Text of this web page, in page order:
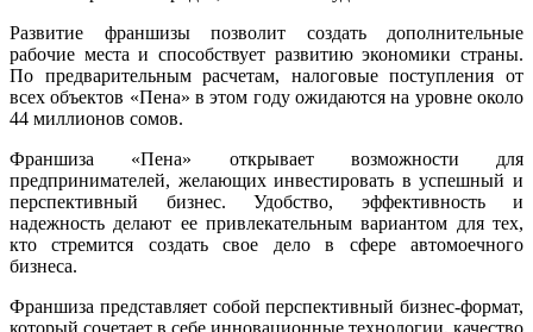
Развитие франшизы позволит создать дополнительные
рабочие места и способствует развитию экономики страны.
По предварительным расчетам, налоговые поступления от
всех объектов «Пена» в этом году ожидаются на уровне около
44 миллионов сомов.
Франшиза «Пена» открывает возможности для
предпринимателей, желающих инвестировать в успешный и
перспективный бизнес. Удобство, эффективность и
надежность делают ее привлекательным вариантом для тех,
кто стремится создать свое дело в сфере автомоечного
бизнеса.
Франшиза представляет собой перспективный бизнес-формат,
который сочетает в себе инновационные технологии, качество